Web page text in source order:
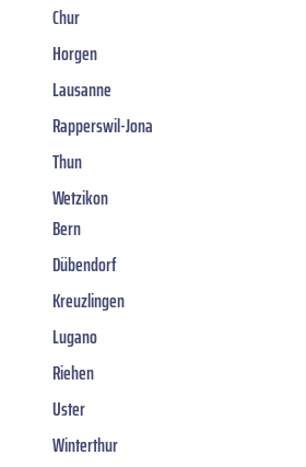
Chur
Horgen
Lausanne
Rapperswil-Jona
Thun
Wetzikon
Bern
Dübendorf
Kreuzlingen
Lugano
Riehen
Uster
Winterthur